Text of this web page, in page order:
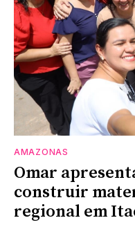
AMAZONAS
Omar
construir
regional em